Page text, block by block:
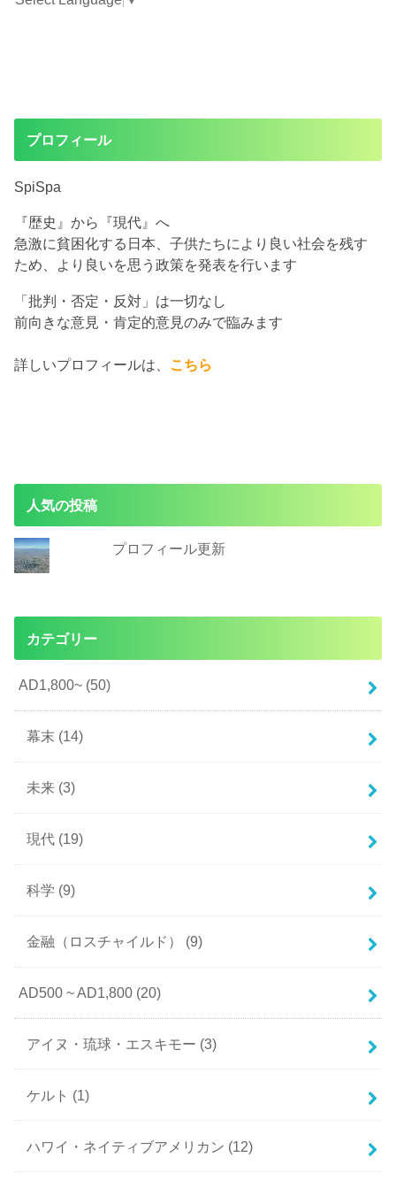
プロフィール
SpiSpa
『歴史』から『現代』へ
急激に貧困化する日本、子供たちにより良い社会を残す
ため、より良いを思う政策を発表を行います
「批判・否定・反対」は一切なし
前向きな意見・肯定的意見のみで臨みます
詳しいプロフィールは、 こちら
人気の投稿
プロフィール更新
カテゴリー
AD1,800~ (50)
幕末 (14)
未来 (3)
現代 (19)
科学 (9)
金融（ロスチャイルド） (9)
AD500 ~ AD1,800 (20)
アイヌ・琉球・エスキモー (3)
ケルト (1)
ハワイ・ネイティブアメリカン (12)